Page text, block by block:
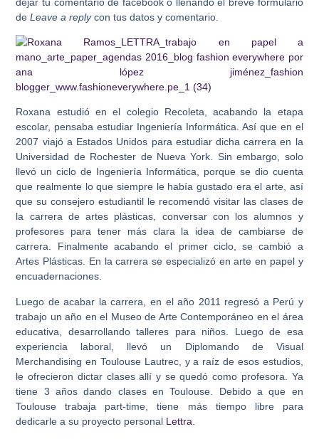
de Leave a replycon tus datos y comentario.
Roxana estudió en el colegio Recoleta, acabando la etapa
escolar, pensaba estudiar Ingeniería Informática. Así que en el
2007 viajó a Estados Unidos para estudiar dicha carrera en la
Universidad de Rochester de Nueva York. Sin embargo, solo
llevó un ciclo de Ingeniería Informática, porque se dio cuenta
que realmente lo que siempre le había gustado era el arte, así
que su consejero estudiantil le recomendó visitar las clases de
la carrera de artes plásticas, conversar con los alumnos y
profesores para tener más clara la idea de cambiarse de
carrera. Finalmente acabando el primer ciclo, se cambió a
Artes Plásticas. En la carrera se especializó en arte en papel y
encuadernaciones.
Luego de acabar la carrera, en el año 2011 regresó a Perú y
trabajo un año en el Museo de Arte Contemporáneo en el área
educativa, desarrollando talleres para niños. Luego de esa
experiencia laboral, llevó un Diplomando de Visual
Merchandising en Toulouse Lautrec, y a raíz de esos estudios,
le ofrecieron dictar clases allí y se quedó como profesora. Ya
tiene 3 años dando clases en Toulouse. Debido a que en
Toulouse trabaja part-time, tiene más tiempo libre para
dedicarle a su proyecto personal Lettra